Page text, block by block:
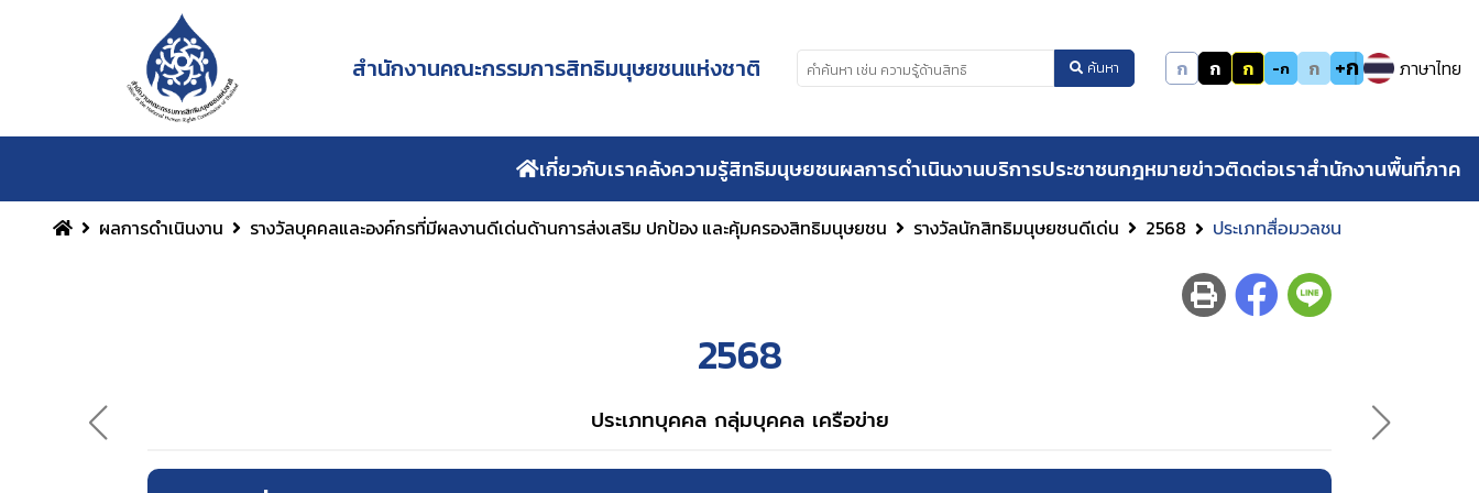
สำนักงานคณะกรรมการสิทธิมนุษยชนแห่งชาติ ค้นหา ก ก ก -ก ก +ก ภาษาไทย
เกี่ยวกับเราคลังความรู้สิทธิมนุษยชนผลการดำเนินงานบริการประชาชนกฎหมายข่าวติดต่อเราสำนักงานพื้นที่ภาค
ผลการดำเนินงาน รางวัลบุคคลและองค์กรที่มีผลงานดีเด่นด้านการส่งเสริม ปกป้อง และคุ้มครองสิทธิมนุษยชน รางวัลนักสิทธิมนุษยชนดีเด่น 2568 ประเภทสื่อมวลชน
2568
ประเภทบุคคล กลุ่มบุคคล เครือข่าย